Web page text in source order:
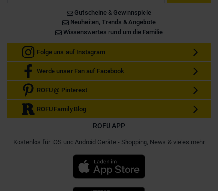
Gutscheine & Gewinnspiele
Neuheiten, Trends & Angebote
Wissenswertes rund um die Familie
Folge uns auf Instagram
Werde unser Fan auf Facebook
ROFU @ Pinterest
ROFU Family Blog
ROFU APP
Kostenlos für iOS und Android Geräte - Shopping, News & vieles mehr